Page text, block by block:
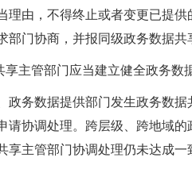
理由，不得终止或者变更已提
部门协商，并报同级政务数据共
主管部门应当建立健全政务数
政务数据提供部门发生政务数
请协调处理。跨层级、跨地域
享主管部门协调处理仍未达成